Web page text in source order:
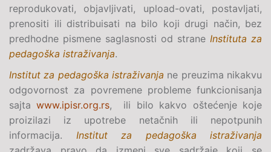
reprodukovati, objavljivati, upload-ovati, postavljati,
prenositi ili distribuisati na bilo koji drugi način, bez
predhodne pismene saglasnosti od strane Instituta za
pedagoška istraživanja.
Institut za pedagoška istraživanja ne preuzima nikakvu
odgovornost za povremene probleme funkcionisanja
sajtawww.ipisr.org.rs, ili bilo kakvo oštećenje koje
proizilazi iz upotrebe netačnih ili nepotpunih
informacija. Institut za pedagoška istraživanja